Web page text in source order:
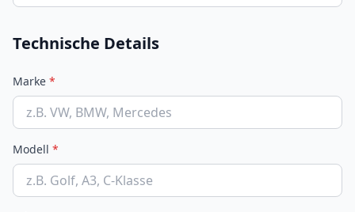
Technische Details
Marke *
Modell *